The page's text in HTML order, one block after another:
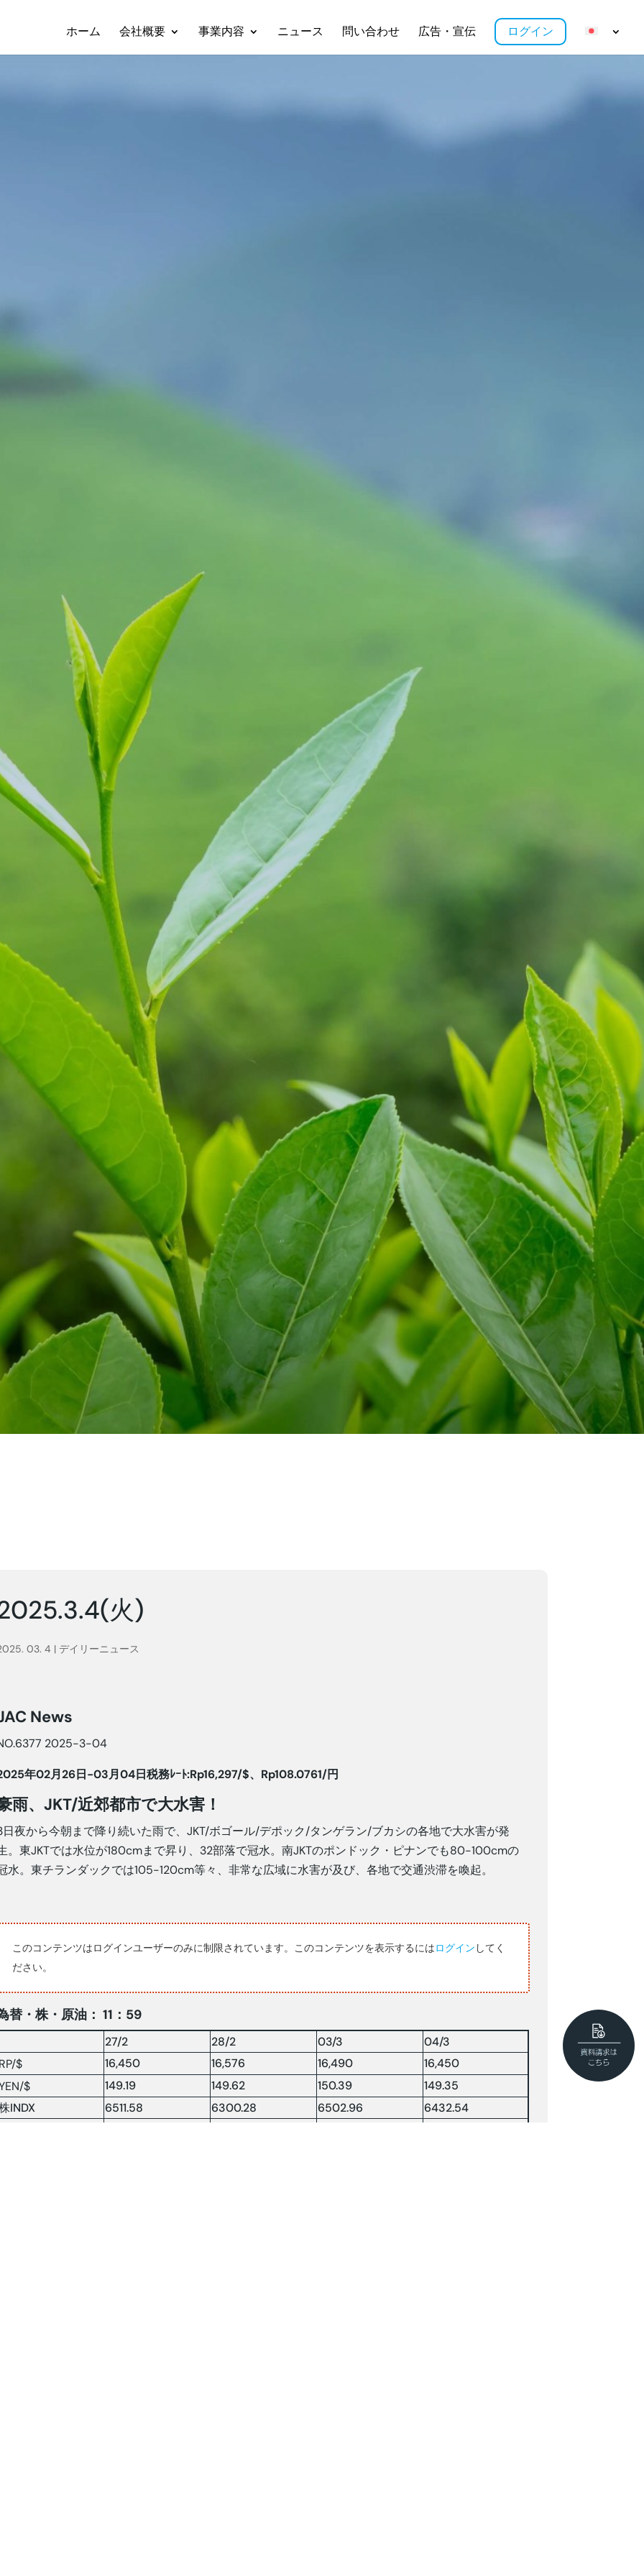
ホーム 会社概要 事業内容 ニュース 問い合わせ 広告・宣伝 ログイン
火)
03. 4 | デイリーニュース
News
2025-3-04
年02月26日-03月04日税務ﾚｰﾄ:Rp16,297/$、Rp108.0761/円
雨、JKT/近郊都市で大水害！
日夜から今朝まで降り続いた雨で、JKT/ボゴール/デポック/タンゲラン/ブカシの各地で大水害が発
。東JKTでは水位が180cmまで昇り、32部落で冠水。南JKTのポンドック・ピナンでも80-100cmの
水。東チランダックでは105-120cm等々、非常な広域に水害が及び、各地で交通渋滞を喚起。
このコンテンツはログインユーザーのみに制限されています。このコンテンツを表示するにはログイン してく
ださい。
替・株・原油： 11：59
27/2 28/2 03/3
04/3
$
16,450 16,576 16,490
16,450
$
149.19 149.62 150.39
149.35
INDX
6511.58 6300.28 6502.96
6432.54